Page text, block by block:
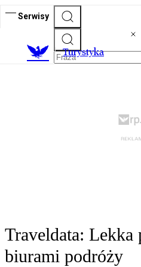
Serwisy
Turystyka
Traveldata: Lekka
biurami podróży